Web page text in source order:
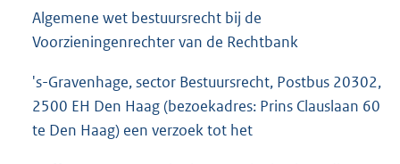
Algemene wet bestuursrecht bij de
Voorzieningenrechter van de Rechtbank
's-Gravenhage, sector Bestuursrecht, Postbus 20302,
2500 EH Den Haag (bezoekadres: Prins Clauslaan 60
te Den Haag) een verzoek tot het